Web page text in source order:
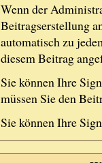
Wenn der
Beitragserstellung
automatisch zu
diesem Beitrag
Sie können Ihre
müssen Sie den
Sie können Ihre